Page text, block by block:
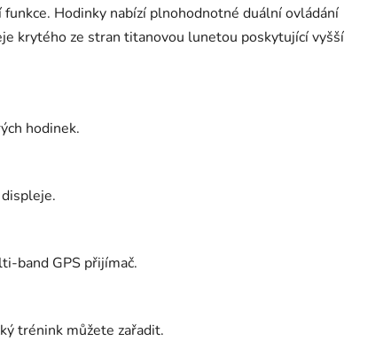
Hodinky nabízí plnohodnotné duální ovládání
krytého ze stran titanovou lunetou poskytující vyšší
hodinek.
band GPS přijímač.
trénink můžete zařadit.